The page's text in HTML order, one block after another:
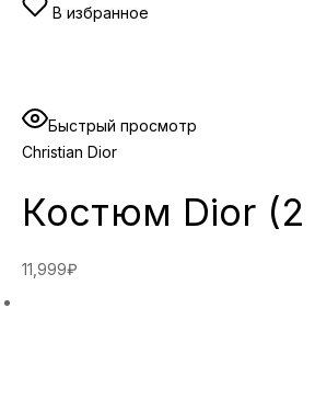
В избранное
Быстрый просмотр
Christian Dior
Костюм Dior (2
11,999₽